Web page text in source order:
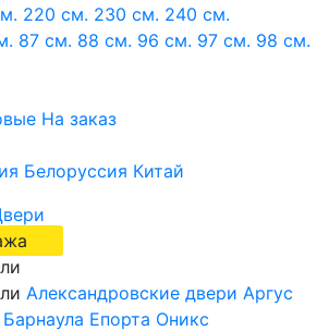
220 см. 230 см. 240 см.
87 см. 88 см. 96 см. 97 см. 98 см.
На заказ
Белоруссия Китай
Александровские двери Аргус
Епорта Оникс